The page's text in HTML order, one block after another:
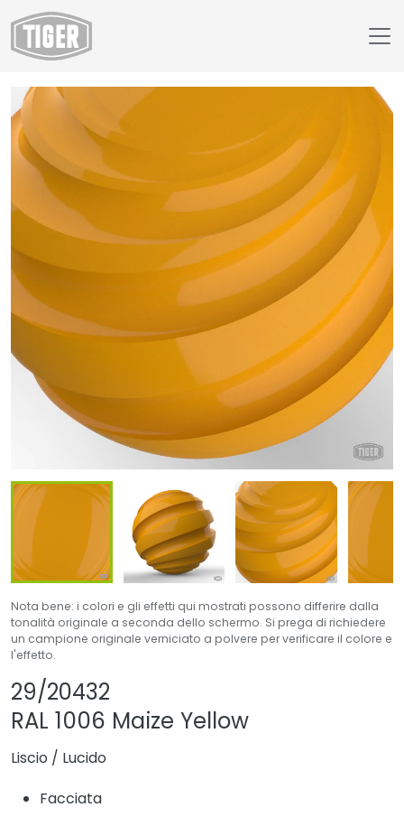
Webshop
29/20432 - RAL 1006 Maize Yellow
Nota bene: i colori e gli effetti qui mostrati possono differire dalla
tonalità originale a seconda dello schermo. Si prega di richiedere
un campione originale verniciato a polvere per verificare il colore e
l'effetto.
29/20432
RAL 1006 Maize Yellow
Liscio / Lucido
Facciata